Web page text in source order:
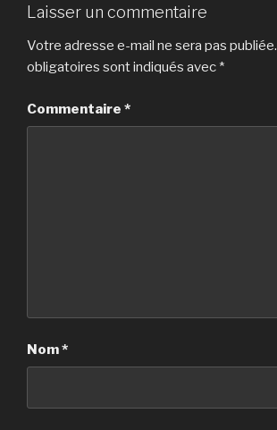
Laisser un commentaire
Votre adresse e-mail ne sera pas publiée.
obligatoires sont indiqués avec *
Commentaire *
Nom*